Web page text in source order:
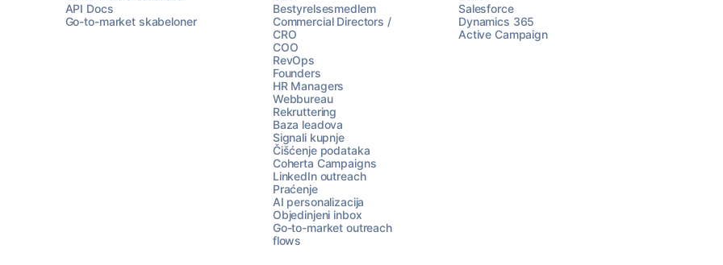
API Docs
Go-to-market skabeloner
Bestyrelsesmedlem
Commercial Directors /
CRO
COO
RevOps
Founders
HR Managers
Webbureau
Rekruttering
Baza leadova
Signali kupnje
Čišćenje podataka
Coherta Campaigns
LinkedIn outreach
Praćenje
AI personalizacija
Objedinjeni inbox
Go-to-market outreach
flows
Salesforce
Dynamics 365
Active Campaign